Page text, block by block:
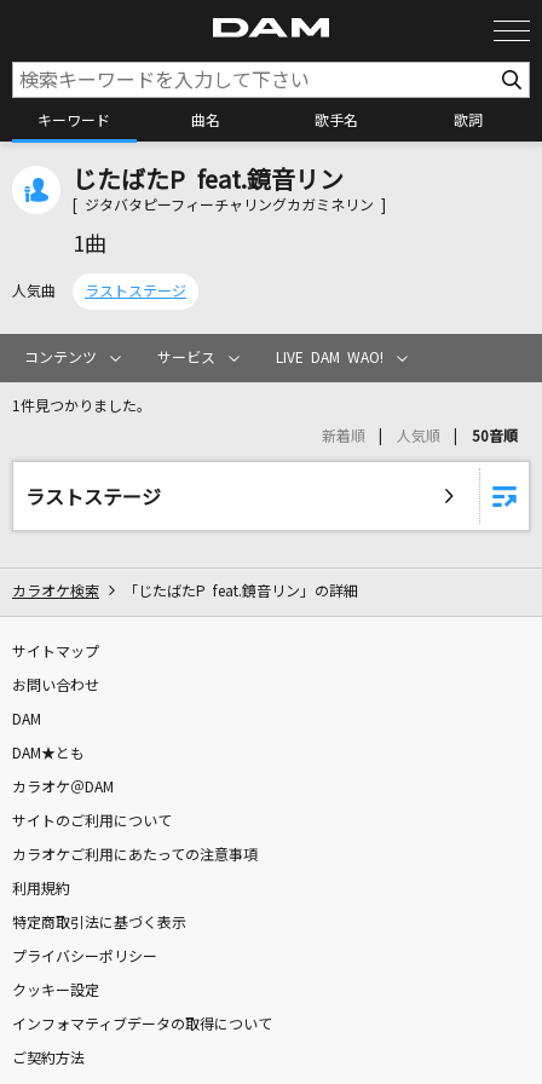
キーワード 曲名 歌手名 歌詞
カラオケ検索
カラオケリクエスト
リアルタイムで歌われている曲の一覧
Mrs. GREEN APPLE
楓
Stand By You
Official髭男dism
めざせモスクワ
ダーク・ダックス
じたばたP feat.鏡音リン
[ ジタバタピーフィーチャリングカガミネリン ]
1曲
人気曲 ラストステージ
コンテンツ サービス LIVE DAM WAO!
1件見つかりました。
新着順 人気順 50音順
ラストステージ
カラオケ検索 「じたばたP feat.鏡音リン」の詳細
サイトマップ
お問い合わせ
DAM
DAM★とも
カラオケ＠DAM
サイトのご利用について
カラオケご利用にあたっての注意事項
利用規約
特定商取引法に基づく表示
プライバシーポリシー
クッキー設定
インフォマティブデータの取得について
ご契約方法